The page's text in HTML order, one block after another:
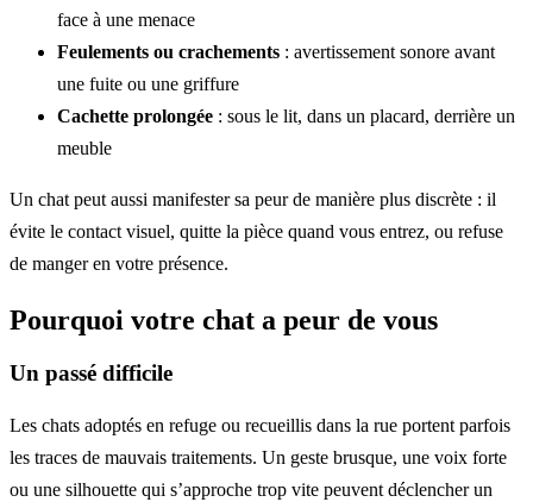
face à une menace
Feulements ou crachements : avertissement sonore avant
une fuite ou une griffure
Cachette prolongée : sous le lit, dans un placard, derrière un
meuble
Un chat peut aussi manifester sa peur de manière plus discrète : il
évite le contact visuel, quitte la pièce quand vous entrez, ou refuse
de manger en votre présence.
Pourquoi votre chat a peur de vous
Un passé difficile
Les chats adoptés en refuge ou recueillis dans la rue portent parfois
les traces de mauvais traitements. Un geste brusque, une voix forte
ou une silhouette qui s’approche trop vite peuvent déclencher un